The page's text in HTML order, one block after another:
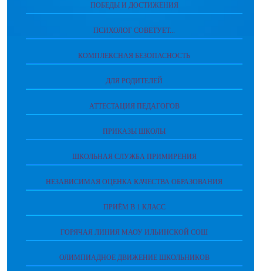
ПОБЕДЫ И ДОСТИЖЕНИЯ
ПСИХОЛОГ СОВЕТУЕТ...
КОМПЛЕКСНАЯ БЕЗОПАСНОСТЬ
ДЛЯ РОДИТЕЛЕЙ
АТТЕСТАЦИЯ ПЕДАГОГОВ
ПРИКАЗЫ ШКОЛЫ
ШКОЛЬНАЯ СЛУЖБА ПРИМИРЕНИЯ
НЕЗАВИСИМАЯ ОЦЕНКА КАЧЕСТВА ОБРАЗОВАНИЯ
ПРИЁМ В 1 КЛАСС
ГОРЯЧАЯ ЛИНИЯ МАОУ ИЛЬИНСКОЙ СОШ
ОЛИМПИАДНОЕ ДВИЖЕНИЕ ШКОЛЬНИКОВ